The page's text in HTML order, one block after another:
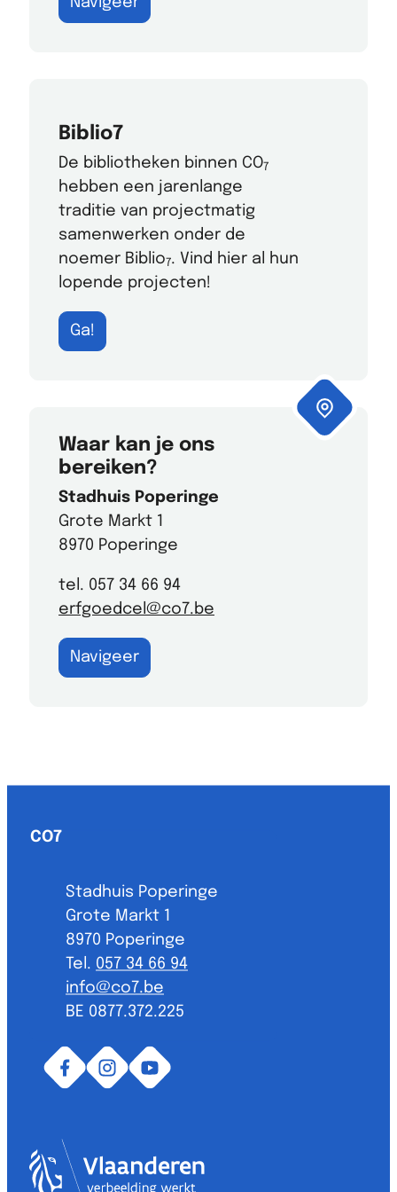
Biblio7
De bibliotheken binnen CO7
hebben een jarenlange
traditie van projectmatig
samenwerken onder de
noemer Biblio7. Vind hier al hun
lopende projecten!
Ga!
Waar kan je ons
bereiken?
Stadhuis Poperinge
Grote Markt 1
8970 Poperinge
tel. 057 34 66 94
erfgoedcel@co7.be
Navigeer
Contact & openingsuren
CO7
AdresStadhuis Poperinge
Grote Markt 1
,8970 Poperinge
057 34 66 94
E-mailinfo@co7.be
BTW nr.BE 0877.372.225
FacebookInstagram
YouTube